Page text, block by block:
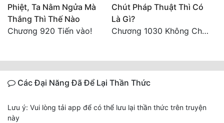
Phiệt, Ta Nằm Ngửa Mà
Thắng Thì Thế Nào
Chương 920 Tiến vào!
Chút Pháp Thuật Thì Có
Là Gì?
Chương 1030 Không Chi Hoàng Nguyên Đại Hư
Các Đại Năng Đã Để Lại Thần Thức
Lưu ý: Vui lòng tải app để có thể lưu lại thần thức trên truyện
này